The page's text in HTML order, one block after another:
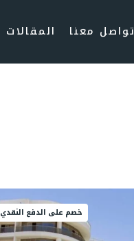
تواصل معنا المقالات
خصم على الدفع النقدي